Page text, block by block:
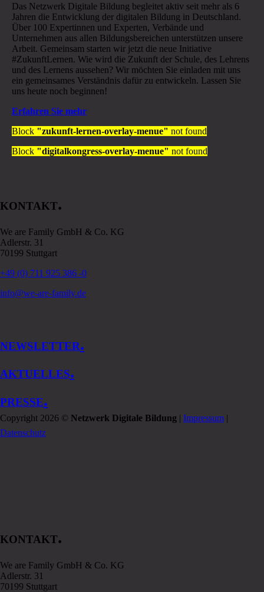
Das Netzwerk Digitale Bildung begleitet aktiv seit mehr als 6
Jahren die Entwicklung der digitalen Bildung in Deutschland.
Über 100 Expertinnen und Experten, Verbände und
Unternehmen aus allen Bildungsbereichen unterstützen unsere
Arbeit. Gemeinsam starten wir jetzt die neue Initiative
#ZukunftLernen. Wie wird die Zukunft der Schule, des Lehrens
und des Lernens aussehen? Wir möchten Sie einladen mit uns
ein gemeinsames Verständnis dafür zu entwickeln. Lassen Sie
uns heute noch beginnen!
Erfahren Sie mehr
Block "zukunft-lernen-overlay-menue" not found
Block "digitalkongress-overlay-menue" not found
KONTAKT.
We are Family GmbH & Co. KG
Adlerstr. 31
70199 Stuttgart
+49 (0) 711 925 386 -0
info@we-are-family.de
NEWSLETTER.
AKTUELLES.
PRESSE.
Copyright 2026 © Netzwerk Digitale Bildung | Impressum |
Datenschutz
KONTAKT.
We are Family GmbH & Co. KG
Adlerstr. 31
70199 Stuttgart